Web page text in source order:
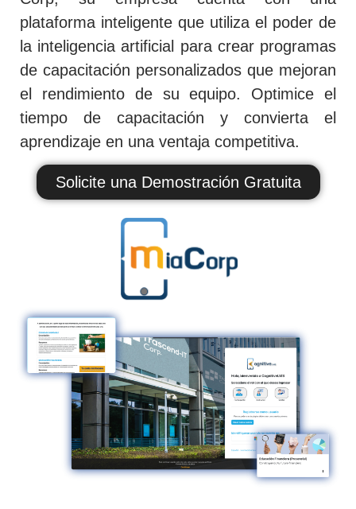
plataforma inteligente que utiliza el poder de
la inteligencia artificial para crear programas
de capacitación personalizados que mejoran
el rendimiento de su equipo. Optimice el
tiempo de capacitación y convierta el
aprendizaje en una ventaja competitiva.
Solicite una Demostración Gratuita